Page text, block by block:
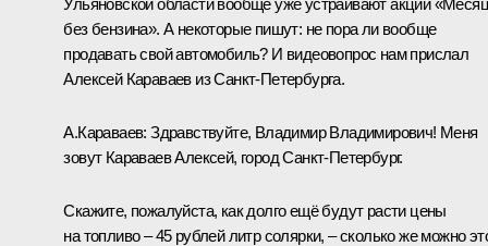
без бензина». А некоторые пишут: не пора ли вообще
продавать свой автомобиль? И видеовопрос нам прислал
Алексей Караваев из Санкт-Петербурга.
А.Караваев: Здравствуйте, Владимир Владимирович! Меня
зовут Караваев Алексей, город Санкт-Петербург.
Скажите, пожалуйста, как долго ещё будут расти цены
на топливо – 45 рублей литр солярки, – сколько же можно